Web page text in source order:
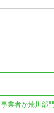
業者が荒川部